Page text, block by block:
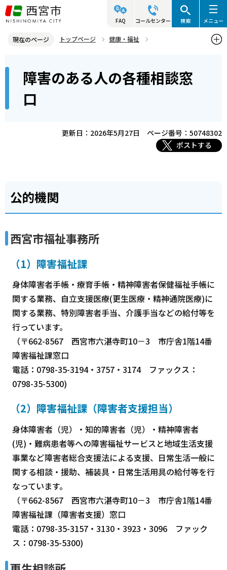
こ
の
ジ
頭
FAQ コールセンター 検索 メニュー
現在のページ トップページ
健康・福祉
障害のある人の各種相談窓口
障害のある人の各種相談窓
口
更新日：2026年5月27日
ページ番号：50748302
ポストする
公的機関
西宮市福祉事務所
（1）障害福祉課
身体障害者手帳・療育手帳・精神障害者保健福祉手帳に
関する業務、自立支援医療(更生医療・精神通院医療)に
関する業務、特別障害者手当、介護手当などの給付等を
行っています。
（〒662-8567 西宮市六湛寺町10－3 市庁舎1階14番
障害福祉課窓口
電話：0798-35-3194・3757・3174 ファックス：
0798-35-5300)
（2）障害福祉課（障害者支援担当）
身体障害者（児）・知的障害者（児）・精神障害者
(児)・難病患者等への障害福祉サービスと地域生活支援
事業など障害者総合支援法による支援、日常生活一般に
関する相談・援助、補装具・日常生活用具の給付等を行
なっています。
（〒662-8567 西宮市六湛寺町10－3 市庁舎1階14番
障害福祉課（障害者支援）窓口
電話：0798-35-3157・3130・3923・3096 ファック
ス：0798-35-5300)